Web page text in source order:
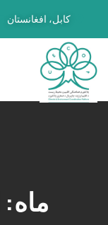
کابل، افغانستان
ماه: